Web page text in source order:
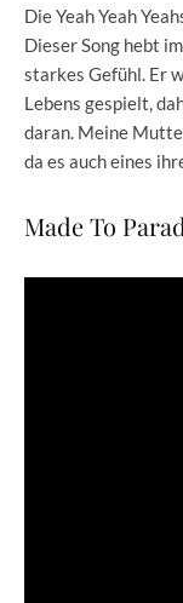
Die Yeah Yeah
Dieser Song hebt
starkes Gefühl. Er
Lebens gespielt,
daran. Meine
da es auch eines
Made To